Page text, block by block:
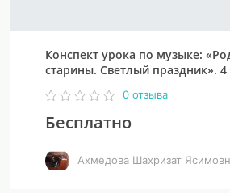
Конспект урока по музыке:
старины. Светлый праздник». 4
0 отзыва
Бесплатно
Ахмедова Шахризат